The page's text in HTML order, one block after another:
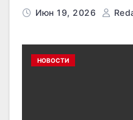
Июн 19, 2026
НОВОСТИ